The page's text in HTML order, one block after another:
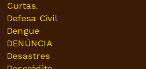
Curtas.
Defesa Civil
Dengue
DENÚNCIA
Desastres